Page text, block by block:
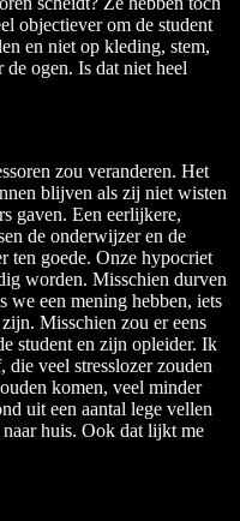
objectiever om de student
en niet op kleding, stem,
ogen. Is dat niet heel
zou veranderen. Het
blijven als zij niet wisten
gaven. Een eerlijkere,
de onderwijzer en de
ten goede. Onze hypocriet
worden. Misschien durven
we een mening hebben, iets
Misschien zou er eens
student en zijn opleider. Ik
die veel stresslozer zouden
komen, veel minder
uit een aantal lege vellen
huis. Ook dat lijkt me